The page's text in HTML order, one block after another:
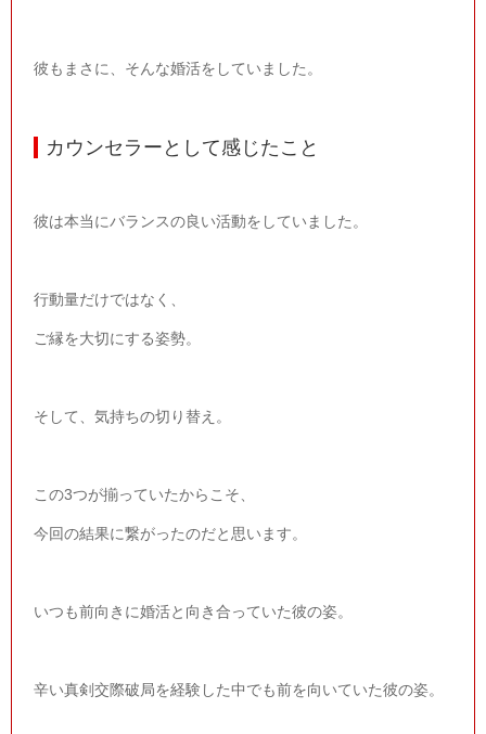
彼もまさに、そんな婚活をしていました。
カウンセラーとして感じたこと
彼は本当にバランスの良い活動をしていました。
行動量だけではなく、
ご縁を大切にする姿勢。
そして、気持ちの切り替え。
この3つが揃っていたからこそ、
今回の結果に繋がったのだと思います。
いつも前向きに婚活と向き合っていた彼の姿。
辛い真剣交際破局を経験した中でも前を向いていた彼の姿。